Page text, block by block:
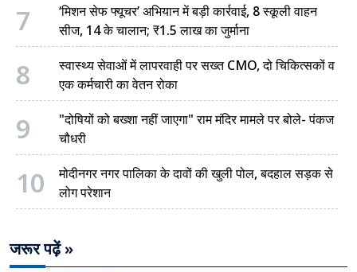
7
‘मिशन सेफ फ्यूचर’ अभियान में बड़ी कार्रवाई, 8 स्कूली वाहन
सीज, 14 के चालान; ₹1.5 लाख का जुर्माना
8
स्वास्थ्य सेवाओं में लापरवाही पर सख्त CMO, दो चिकित्सकों व
एक कर्मचारी का वेतन रोका
9
"दोषियों को बख्शा नहीं जाएगा" राम मंदिर मामले पर बोले- पंकज
चौधरी
10
मोदीनगर नगर पालिका के दावों की खुली पोल, बदहाल सड़क से
लोग परेशान
जरूर पढ़ें »